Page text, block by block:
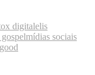
digitalelis
mídias sociais